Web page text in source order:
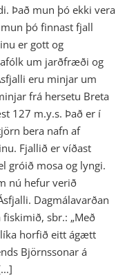
Það mun þó ekki vera
þó finnast fjall
er gott og
um jarðfræði og
eru minjar um
frá hersetu Breta
127 m.y.s. Það er í
bera nafn af
Fjallið er víðast
gróið mosa og lyngi.
nú hefur verið
Dagmálavarðan
sbr.: „Með
horfið eitt ágætt
Björnssonar á